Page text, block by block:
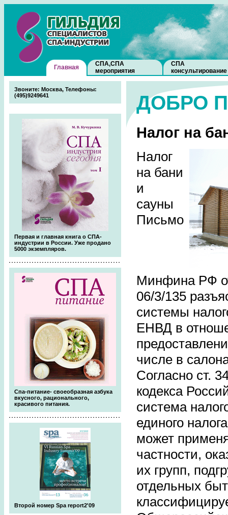
Главная
СПА,СПА
мероприятия
СПА
консультирование
Звоните: Москва, Телефоны:
(495)9249641
Первая и главная книга о СПА-
индустрии в России. Уже продано
5000 экземпляров.
Спа-питание- своеобразная азбука
вкусного, рационального,
красивого питания.
Второй номер Spa report2'09
ДОБРО
Налог на
Налог
на бани
и
сауны
Письмо
Минфина РФ
06/3/135
системы
ЕНВД в
числе в
Согласно ст.
кодекса
система
единого
может
частности,
их групп,
отдельных